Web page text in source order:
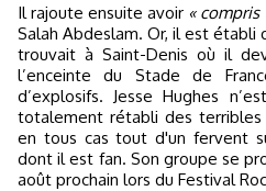
Il rajoute ensuite avoir « compris
Salah Abdeslam. Or, il est
trouvait à Saint-Denis où il
l’enceinte du Stade de
d’explosifs. Jesse Hughes
totalement rétabli des terribles
en tous cas tout d'un fervent
dont il est fan. Son groupe se
août prochain lors du Festival